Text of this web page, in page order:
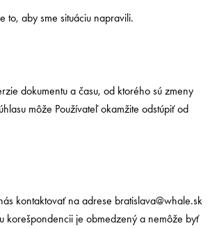
to, aby sme situáciu napravili.
dokumentu a času, od ktorého sú zmeny
môže Používateľ okamžite odstúpiť od
kontaktovať na adrese bratislava@whale.sk
korešpondencii je obmedzený a nemôže byť